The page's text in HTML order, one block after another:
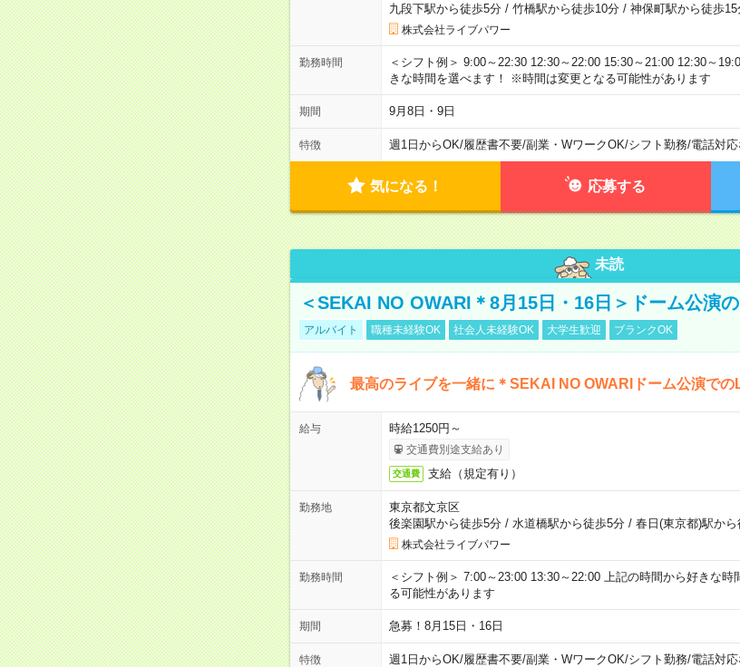
九段下駅から徒歩5分/ 竹橋駅から徒歩10分/ 神保町駅から徒歩15
株式会社ライブパワー
勤務時間
＜シフト例＞ 9:00～22:30 12:30～22:00 15:30～21:00 12:30～
きな時間を選べます！ ※時間は変更となる可能性があります
期間 9月8日・9日
特徴 週1日からOK/履歴書不要/副業・WワークOK/シフト勤務/電話対応
気になる！ 応募する
未読
＜SEKAI NO OWARI＊8月15日・16日＞ドーム公演
アルバイト 職種未経験OK 社会人未経験OK 大学生歓迎 ブランクOK
最高のライブを一緒に＊SEKAI NO OWARIドーム公演での
給与 時給1250円～
交通費別途支給あり
交通費 支給（規定有り）
勤務地
東京都文京区
後楽園駅から徒歩5分/ 水道橋駅から徒歩5分/ 春日(東京都)駅から
株式会社ライブパワー
勤務時間
＜シフト例＞ 7:00～23:00 13:30～22:00 上記の時間から好きな
る可能性があります
期間 急募！8月15日・16日
特徴 週1日からOK/履歴書不要/副業・WワークOK/シフト勤務/電話対応